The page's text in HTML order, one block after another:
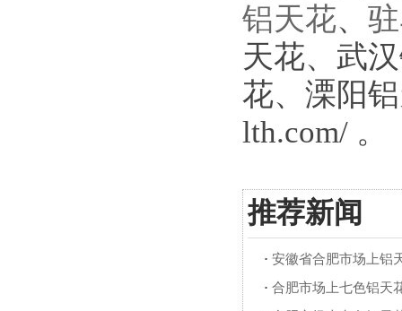
铝天花、
天花、武
花、溧阳
lth.com/ 。
推荐新闻
· 安徽省合肥市场上铝
· 合肥市场上七色铝天